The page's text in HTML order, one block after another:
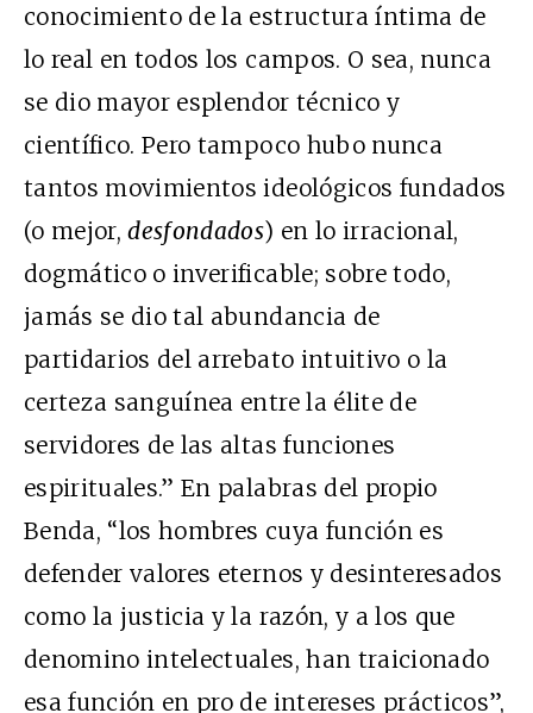
conocimiento de la estructura íntima de
lo real en todos los campos. O sea, nunca
se dio mayor esplendor técnico y
científico. Pero tampoco hubo nunca
tantos movimientos ideológicos fundados
(o mejor,desfondados) en lo irracional,
dogmático o inverificable; sobre todo,
jamás se dio tal abundancia de
partidarios del arrebato intuitivo o la
certeza sanguínea entre la élite de
servidores de las altas funciones
espirituales.” En palabras del propio
Benda, “los hombres cuya función es
defender valores eternos y desinteresados
como la justicia y la razón, y a los que
denomino intelectuales, han traicionado
esa función en pro de intereses prácticos”,